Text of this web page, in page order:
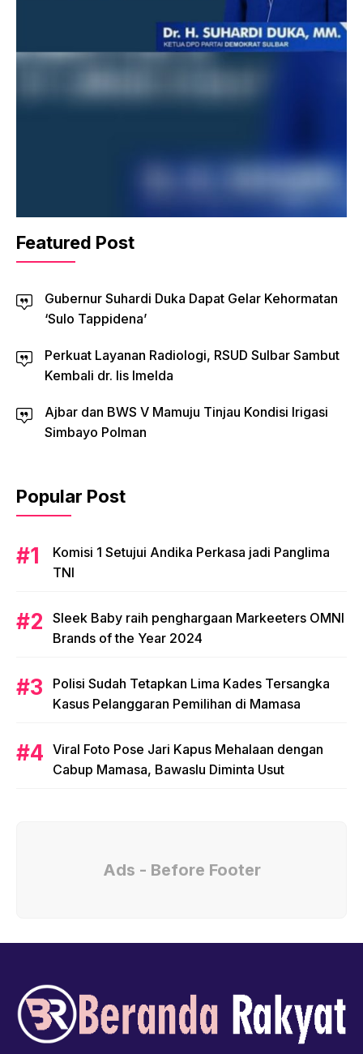
Featured Post
Gubernur Suhardi Duka Dapat Gelar Kehormatan
‘Sulo Tappidena’
Perkuat Layanan Radiologi, RSUD Sulbar Sambut
Kembali dr. Iis Imelda
Ajbar dan BWS V Mamuju Tinjau Kondisi Irigasi
Simbayo Polman
Popular Post
Komisi 1 Setujui Andika Perkasa jadi Panglima
TNI
Sleek Baby raih penghargaan Markeeters OMNI
Brands of the Year 2024
Polisi Sudah Tetapkan Lima Kades Tersangka
Kasus Pelanggaran Pemilihan di Mamasa
Viral Foto Pose Jari Kapus Mehalaan dengan
Cabup Mamasa, Bawaslu Diminta Usut
Ads - Before Footer